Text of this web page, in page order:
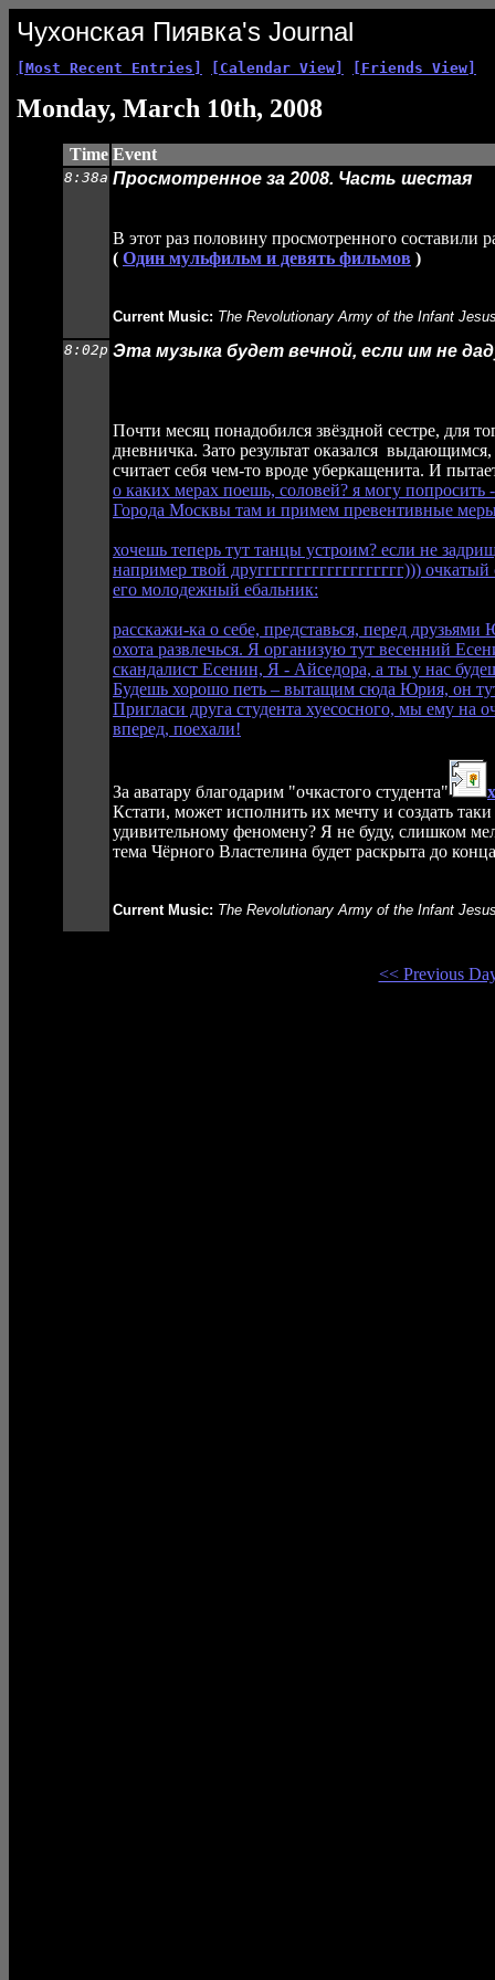
Чухонская Пиявка's Journal
[Most Recent Entries] [Calendar View] [Friends View]
Monday, March 10th, 2008
Time Event
8:38a Просмотренное за 2008. Часть шестая
В этот раз половину просмотренного
( Один мульфильм и девять фильмов )
Current Music: The Revolutionary Army of the Infant
8:02p Эта музыка будет вечной, если им не
Почти месяц понадобился звёздной сестре, для
дневничка. Зато результат оказался
считает себя чем-то вроде уберкащенита. И
о каких мерах поешь, соловей? я могу попросить
Города Москвы там и примем превентивные
хочешь теперь тут танцы устроим? если не
например твой друггггггггггггггггггг)))
его молодежный ебальник:
расскажи-ка о себе, представься, перед
охота развлечься. Я организую тут весенний
скандалист Есенин, Я - Айседора, а ты у нас
Будешь хорошо петь – вытащим сюда Юрия, он
Пригласи друга студента хуесосного, мы ему на
вперед, поехали!
За аватару благодарим "очкастого студента"
Кстати, может исполнить их мечту и создать
удивительному феномену? Я не буду, слишком
тема Чёрного Властелина будет раскрыта до
Current Music: The Revolutionary Army of the Infant
<< Previous